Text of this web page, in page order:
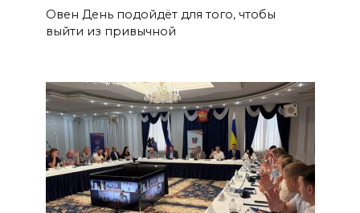
Овен День подойдёт для того, чтобы
выйти из привычной